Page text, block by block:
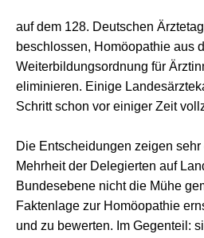
auf dem 128. Deutschen
beschlossen, Homöopathie aus
Weiterbildungsordnung für
eliminieren. Einige
Schritt schon vor einiger Zeit
Die Entscheidungen zeigen
Mehrheit der Delegierten auf
Bundesebene nicht die Mühe
Faktenlage zur Homöopathie
und zu bewerten. Im Gegenteil: